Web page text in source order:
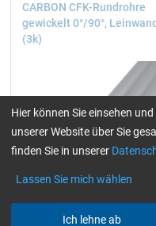
CARBON CFK-Rundrohre
gewickelt 0°/90°, Leinwand
(3k)
Hier können Sie einsehen
unserer Website über Sie
finden Sie in unserer
Lassen Sie mich wählen
Ich lehne ab